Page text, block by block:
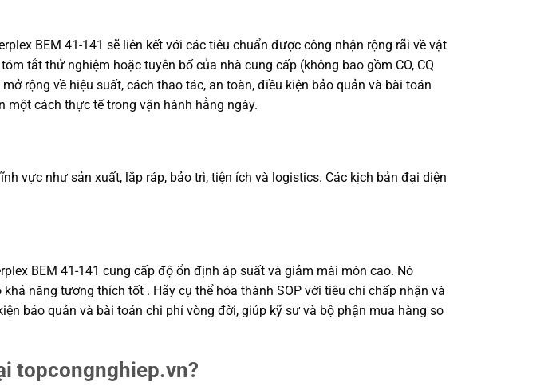
BEM 41-141 sẽ liên kết với các tiêu chuẩn được công nhận rộng rãi về vật
tắt thử nghiệm hoặc tuyên bố của nhà cung cấp (không bao gồm CO, CQ
rộng về hiệu suất, cách thao tác, an toàn, điều kiện bảo quản và bài toán
cách thực tế trong vận hành hằng ngày.
vực như sản xuất, lắp ráp, bảo trì, tiện ích và logistics. Các kịch bản đại diện
BEM 41-141 cung cấp độ ổn định áp suất và giảm mài mòn cao. Nó
năng tương thích tốt . Hãy cụ thể hóa thành SOP với tiêu chí chấp nhận và
bảo quản và bài toán chi phí vòng đời, giúp kỹ sư và bộ phận mua hàng so
topcongnghiep.vn?